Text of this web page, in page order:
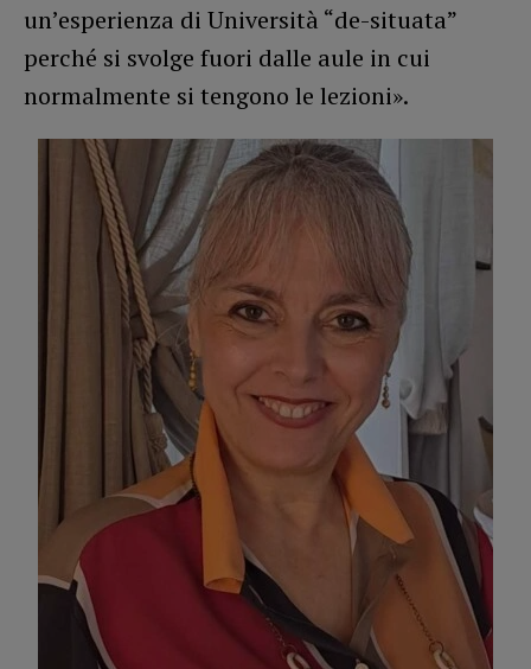
un’esperienza di Università “de-situata”
perché si svolge fuori dalle aule in cui
normalmente si tengono le lezioni».